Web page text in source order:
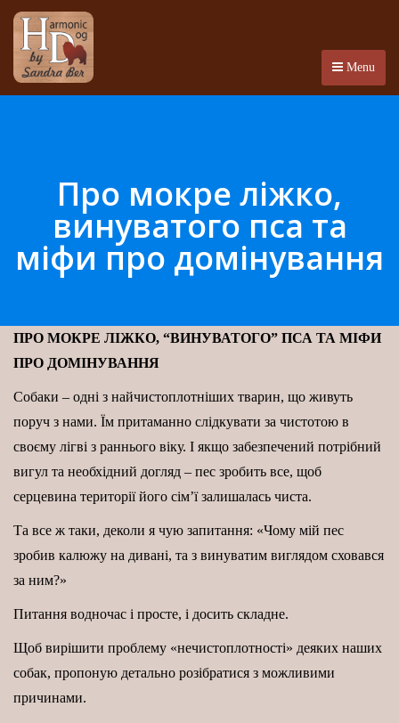
Menu
Про мокре ліжко,
винуватого пса та
міфи про домінування
ПРО МОКРЕ ЛІЖКО, “ВИНУВАТОГО” ПСА ТА МІФИ
ПРО ДОМІНУВАННЯ
Собаки – одні з найчистоплотніших тварин, що живуть
поруч з нами. Їм притаманно слідкувати за чистотою в
своєму лігві з раннього віку. І якщо забезпечений потрібний
вигул та необхідний догляд – пес зробить все, щоб
серцевина території його сім’ї залишалась чиста.
Та все ж таки, деколи я чую запитання: «Чому мій пес
зробив калюжу на дивані, та з винуватим виглядом сховався
за ним?»
Питання водночас і просте, і досить складне.
Щоб вирішити проблему «нечистоплотності» деяких наших
собак, пропоную детально розібратися з можливими
причинами.